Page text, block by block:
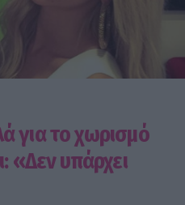
για το χωρισμό
«Δεν υπάρχει